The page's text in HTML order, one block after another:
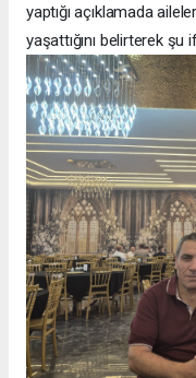
yaptığı açıklamada
yaşattığını belirterek şu